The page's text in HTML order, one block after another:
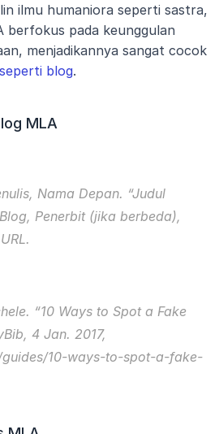
ilmu humaniora seperti sastra,
berfokus pada keunggulan
menjadikannya sangat cocok
blog.
MLA
Nama Depan. “Judul
, Penerbit (jika berbeda),
“10 Ways to Spot a Fake
, 4 Jan. 2017,
10-ways-to-spot-a-fake-